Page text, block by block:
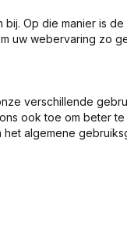
- Benoemingen
Opening Bijkantoor,
Op die manier is
uw webervaring zo
verschillende
ook toe om beter
algemene